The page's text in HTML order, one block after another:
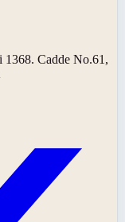
1368. Cadde No.61,